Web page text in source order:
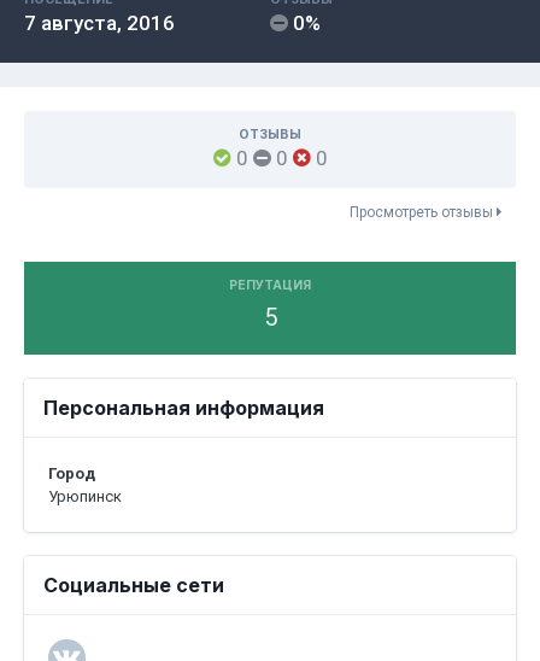
7 августа, 2016 0%
ОТЗЫВЫ
0 0 0
Просмотреть отзывы
РЕПУТАЦИЯ
5
Персональная информация
Город
Урюпинск
Социальные сети